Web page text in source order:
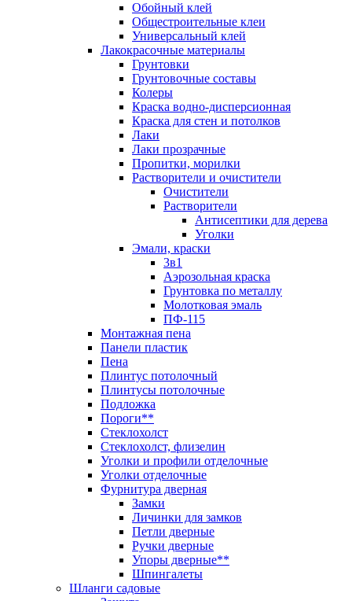
Обойный клей
Общестроительные клеи
Универсальный клей
Лакокрасочные материалы
Грунтовки
Грунтовочные составы
Колеры
Краска водно-дисперсионная
Краска для стен и потолков
Лаки
Лаки прозрачные
Пропитки, морилки
Растворители и очистители
Очистители
Растворители
Антисептики для дерева
Уголки
Эмали, краски
3в1
Аэрозольная краска
Грунтовка по металлу
Молотковая эмаль
ПФ-115
Монтажная пена
Панели пластик
Пена
Плинтус потолочный
Плинтусы потолочные
Подложка
Пороги**
Стеклохолст
Стеклохолст, флизелин
Уголки и профили отделочные
Уголки отделочные
Фурнитура дверная
Замки
Личинки для замков
Петли дверные
Ручки дверные
Упоры дверные**
Шпингалеты
Шланги садовые